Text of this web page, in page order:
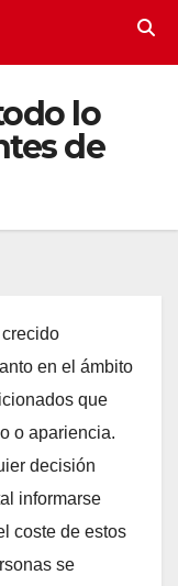
lo
de
en el ámbito
que
o apariencia.
decisión
informarse
coste de estos
se